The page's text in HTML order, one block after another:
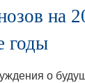
на
годы
о